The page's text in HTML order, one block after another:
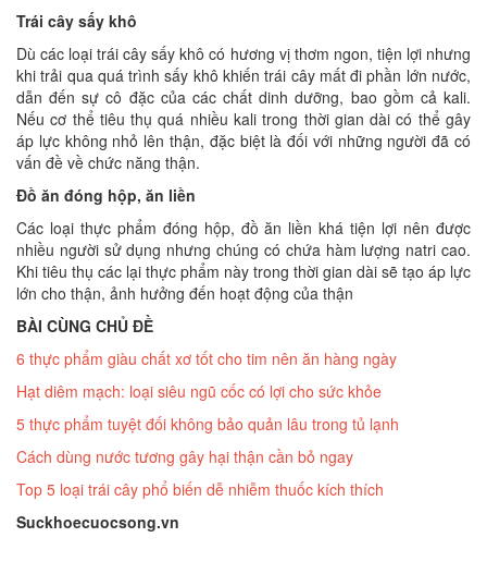
Trái cây sấy khô
Dù các loại trái cây sấy khô có hương vị thơm ngon, tiện lợi nhưng
khi trải qua quá trình sấy khô khiến trái cây mất đi phần lớn nước,
dẫn đến sự cô đặc của các chất dinh dưỡng, bao gồm cả kali.
Nếu cơ thể tiêu thụ quá nhiều kali trong thời gian dài có thể gây
áp lực không nhỏ lên thận, đặc biệt là đối với những người đã có
vấn đề về chức năng thận.
Đồ ăn đóng hộp, ăn liền
Các loại thực phẩm đóng hộp, đồ ăn liền khá tiện lợi nên được
nhiều người sử dụng nhưng chúng có chứa hàm lượng natri cao.
Khi tiêu thụ các lại thực phẩm này trong thời gian dài sẽ tạo áp lực
lớn cho thận, ảnh hưởng đến hoạt động của thận
BÀI CÙNG CHỦ ĐỀ
6 thực phẩm giàu chất xơ tốt cho tim nên ăn hàng ngày
Hạt diêm mạch: loại siêu ngũ cốc có lợi cho sức khỏe
5 thực phẩm tuyệt đối không bảo quản lâu trong tủ lạnh
Cách dùng nước tương gây hại thận cần bỏ ngay
Top 5 loại trái cây phổ biến dễ nhiễm thuốc kích thích
Suckhoecuocsong.vn